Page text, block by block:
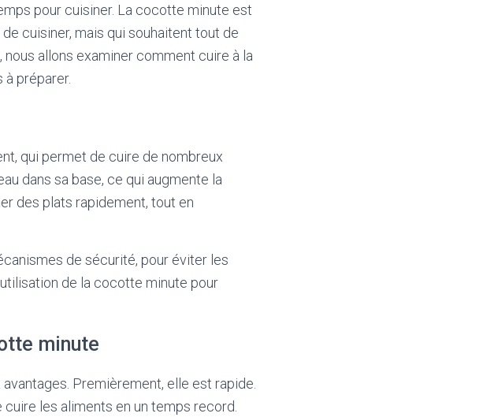
pour cuisiner. La cocotte minute est
cuisiner, mais qui souhaitent tout de
allons examiner comment cuire à la
préparer.
qui permet de cuire de nombreux
dans sa base, ce qui augmente la
des plats rapidement, tout en
de sécurité, pour éviter les
de la cocotte minute pour
minute
Premièrement, elle est rapide.
les aliments en un temps record.